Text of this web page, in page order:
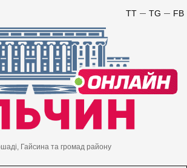
FB
TG
TT
Гайсина та громад району